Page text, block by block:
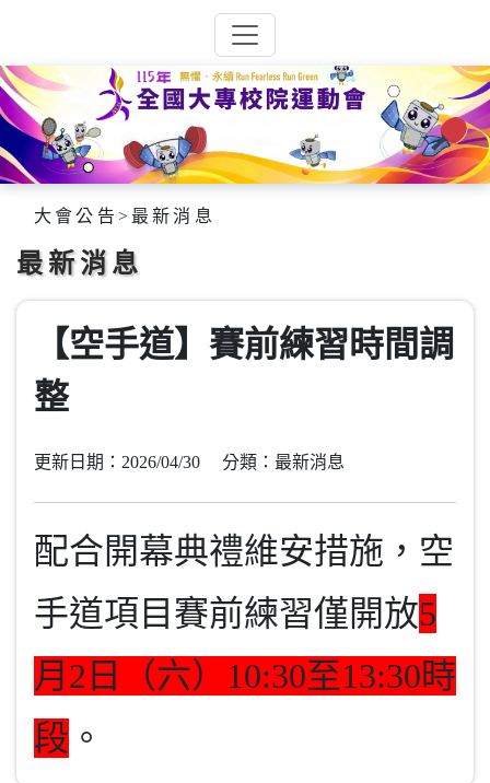
大會公告 > 最新消息
最新消息
【空手道】賽前練習時間調
整
更新日期：2026/04/30 分類：最新消息
配合開幕典禮維安措施，空
手道項目賽前練習僅開放5
月2日（六）10:30至13:30時
段 。